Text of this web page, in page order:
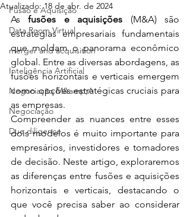
Fusão e Aquisição
Data Room Virtual
merger and acquisition
Inteligência Artificial
Negociação M&amp;A
Negociação
Due diligence
Atualizado:18 de abr. de 2024
As fusões e aquisições (M&A) são
estratégias empresariais fundamentais
que moldam o panorama econômico
global. Entre as diversas abordagens, as
fusões horizontais e verticais emergem
como opções estratégicas cruciais para
as empresas.
Compreender as nuances entre esses
dois modelos é muito importante para
empresários, investidores e tomadores
de decisão. Neste artigo, exploraremos
as diferenças entre fusões e aquisições
horizontais e verticais, destacando o
que você precisa saber ao considerar